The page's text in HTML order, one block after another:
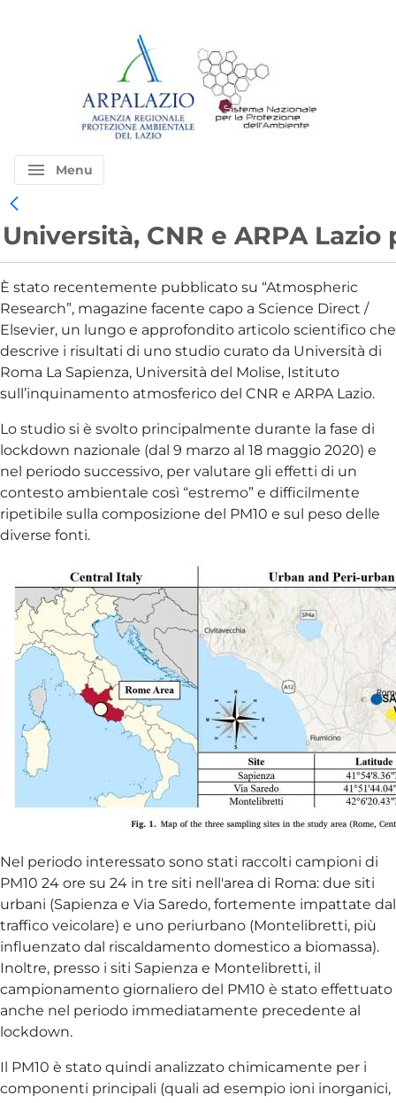
menu Menu
Università, CNR e ARPA
È stato recentemente pubblicato su “Atmospheric
Research”, magazine facente capo a Science Direct /
Elsevier, un lungo e approfondito articolo scientifico che
descrive i risultati di uno studio curato da Università di
Roma La Sapienza, Università del Molise, Istituto
sull’inquinamento atmosferico del CNR e ARPA Lazio.
Lo studio si è svolto principalmente durante la fase di
lockdown nazionale (dal 9 marzo al 18 maggio 2020) e
nel periodo successivo, per valutare gli effetti di un
contesto ambientale così “estremo” e difficilmente
ripetibile sulla composizione del PM10 e sul peso delle
diverse fonti.
Nel periodo interessato sono stati raccolti campioni di
PM10 24 ore su 24 in tre siti nell'area di Roma: due siti
urbani (Sapienza e Via Saredo, fortemente impattate dal
traffico veicolare) e uno periurbano (Montelibretti, più
influenzato dal riscaldamento domestico a biomassa).
Inoltre, presso i siti Sapienza e Montelibretti, il
campionamento giornaliero del PM10 è stato effettuato
anche nel periodo immediatamente precedente al
lockdown.
Il PM10 è stato quindi analizzato chimicamente per i
componenti principali (quali ad esempio ioni inorganici,